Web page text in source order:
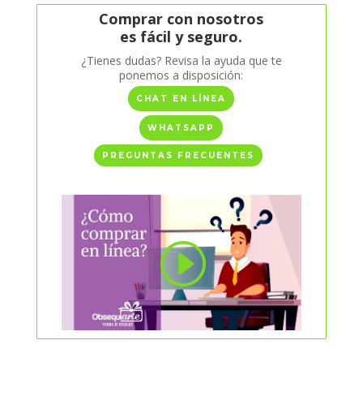
Comprar con nosotros
es fácil y seguro.
¿Tienes dudas? Revisa la ayuda que te
ponemos a disposición:
CHAT EN LÍNEA
WHATSAPP
PREGUNTAS FRECUENTES